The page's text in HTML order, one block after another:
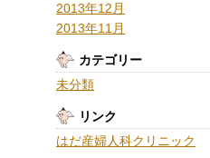
2013年12月
2013年11月
カテゴリー
未分類
リンク
はだ産婦人科クリニック